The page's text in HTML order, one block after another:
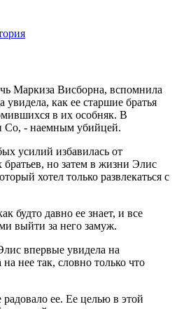
Маркиза Висборна, вспомнила
как ее старшие братья
в их особняк. В
- наемным убийцей.
усилий избавилась от
но затем в жизни Элис
хотел только развлекаться с
будто давно ее знает, и все
выйти за него замуж.
впервые увидела на
нее так, словно только что
ее. Ее целью в этой